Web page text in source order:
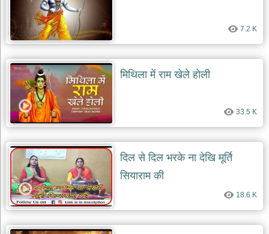
देव
भजन
dev
bhajans
आज
का
भजन
bhajan
the
day
भजन
जोड़ें
add
bhajans
7.2 K
मिथिला में राम खेले होली
33.5 K
दिल से दिल भरके ना देखि मूर्ति
सियाराम की
18.6 K